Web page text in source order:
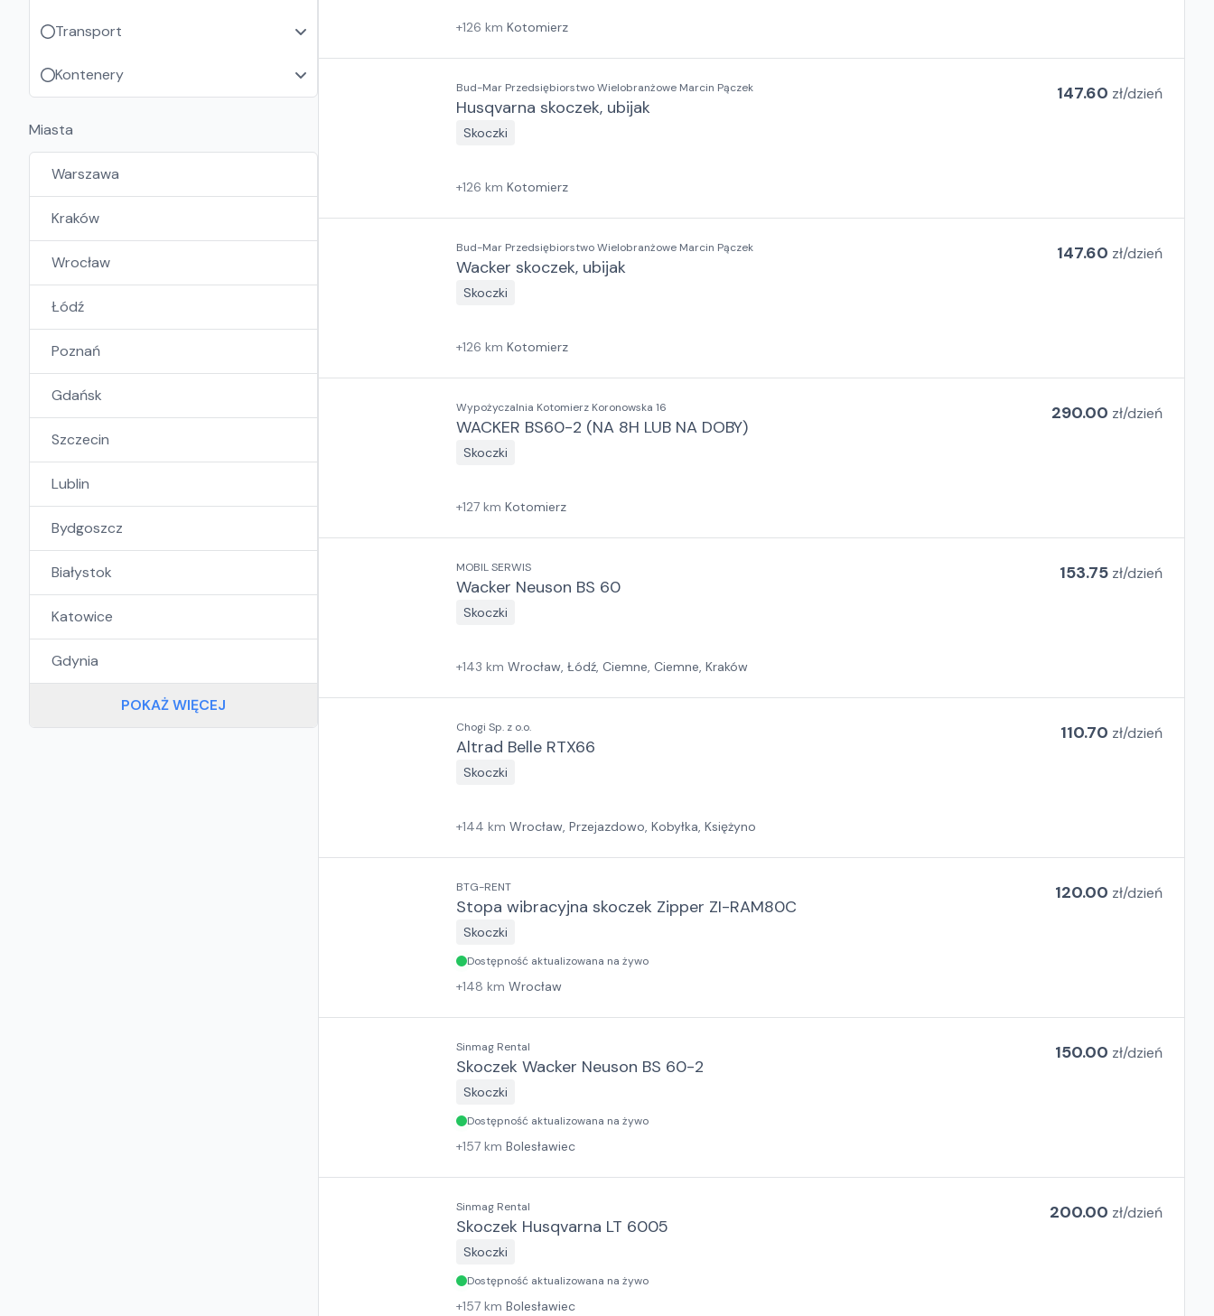
+126 km Kotomierz
Bud-Mar Przedsiębiorstwo Wielobranżowe Marcin Pączek
Husqvarna skoczek, ubijak
Skoczki
147.60 zł/dzień
+126 km Kotomierz
Bud-Mar Przedsiębiorstwo Wielobranżowe Marcin Pączek
Wacker skoczek, ubijak
Skoczki
147.60 zł/dzień
+126 km Kotomierz
Wypożyczalnia Kotomierz Koronowska 16
WACKER BS60-2 (NA 8H LUB NA DOBY)
Skoczki
290.00 zł/dzień
+127 km Kotomierz
MOBIL SERWIS
Wacker Neuson BS 60
Skoczki
153.75 zł/dzień
+143 km Wrocław, Łódź, Ciemne, Ciemne, Kraków
Chogi Sp. z o.o.
Altrad Belle RTX66
Skoczki
110.70 zł/dzień
+144 km Wrocław, Przejazdowo, Kobyłka, Księżyno
BTG-RENT
Stopa wibracyjna skoczek Zipper ZI-RAM80C
Skoczki
120.00 zł/dzień
Dostępność aktualizowana na żywo
+148 km Wrocław
Sinmag Rental
Skoczek Wacker Neuson BS 60-2
Skoczki
150.00 zł/dzień
Dostępność aktualizowana na żywo
+157 km Bolesławiec
Sinmag Rental
Skoczek Husqvarna LT 6005
Skoczki
200.00 zł/dzień
Dostępność aktualizowana na żywo
+157 km Bolesławiec
Transport
Kontenery
Miasta
Warszawa
Kraków
Wrocław
Łódź
Poznań
Gdańsk
Szczecin
Lublin
Bydgoszcz
Białystok
Katowice
Gdynia
POKAŻ WIĘCEJ